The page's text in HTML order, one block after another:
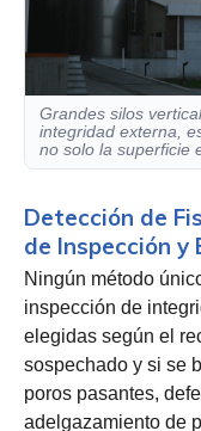
Grandes silos
integridad externa,
no solo la superficie
Detección de
de Inspección y
Ningún método
inspección de
elegidas según el
sospechado y si se
poros pasantes,
adelgazamiento de